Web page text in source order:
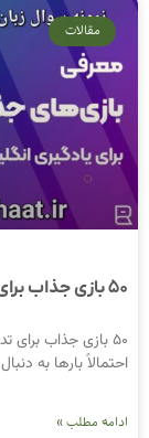
مقالات
۵۰ بازی جذاب برای تدریس زبان انگلیسی
۵۰ بازی جذاب
احتمالاً بارها به دنبال ۵۰ بازی جذاب
ادامه مطلب »